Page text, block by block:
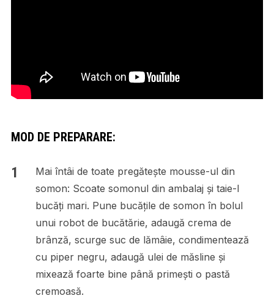
MOD DE PREPARARE:
Mai întâi de toate pregătește mousse-ul din
somon: Scoate somonul din ambalaj și taie-l
bucăți mari. Pune bucățile de somon în bolul
unui robot de bucătărie, adaugă crema de
brânză, scurge suc de lămâie, condimentează
cu piper negru, adaugă ulei de măsline și
mixează foarte bine până primești o pastă
cremoasă.